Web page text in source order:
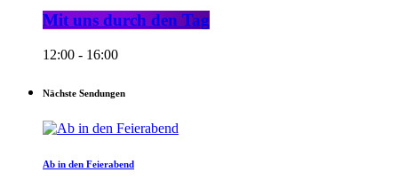
Mit uns durch den Tag
12:00 - 16:00
Nächste Sendungen
Ab in den Feierabend